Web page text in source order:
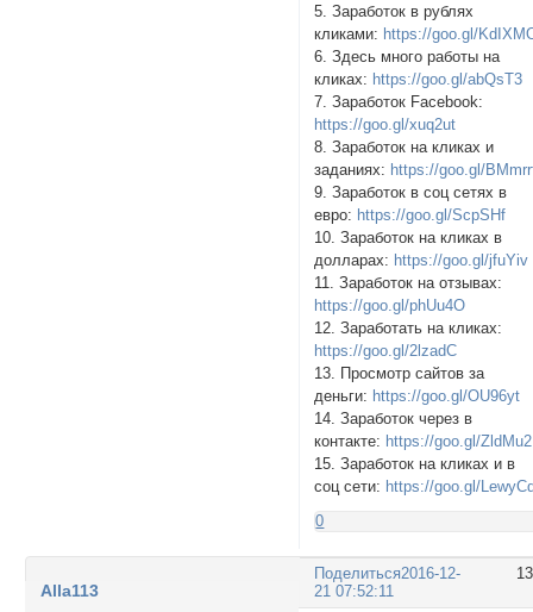
5. Заработок в рублях
кликами: https://goo.gl/
6. Здесь много работы на
кликах: https://goo.gl/abQsT3
7. Заработок Facebook:
https://goo.gl/xuq2ut
8. Заработок на кликах и
заданиях: https://goo.gl/
9. Заработок в соц сетях в
евро: https://goo.gl/ScpSHf
10. Заработок на кликах в
долларах: https://goo.gl/jfuYiv
11. Заработок на отзывах:
https://goo.gl/phUu4O
12. Заработать на кликах:
https://goo.gl/2lzadC
13. Просмотр сайтов за
деньги: https://goo.gl/OU96yt
14. Заработок через в
контакте: https://goo.gl/ZldMu2
15. Заработок на кликах и в
соц сети: https://goo.gl/
0
Поделиться2016-12-
21 07:52:11
Alla113